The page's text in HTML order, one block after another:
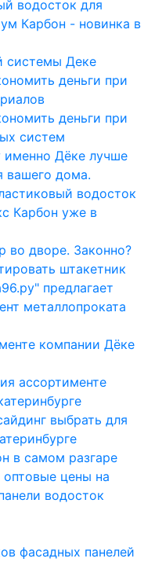
водосток для
Карбон - новинка в
системы Деке
деньги при
деньги при
систем
именно Дёке лучше
вашего дома.
водосток
Карбон уже в
во дворе. Законно?
штакетник
предлагает
металлопроката
компании Дёке
ассортименте
выбрать для
в самом разгаре
цены на
водосток
фасадных панелей